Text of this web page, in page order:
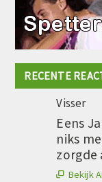
RECENTE
Visser
Eens
niks
 Bekijk